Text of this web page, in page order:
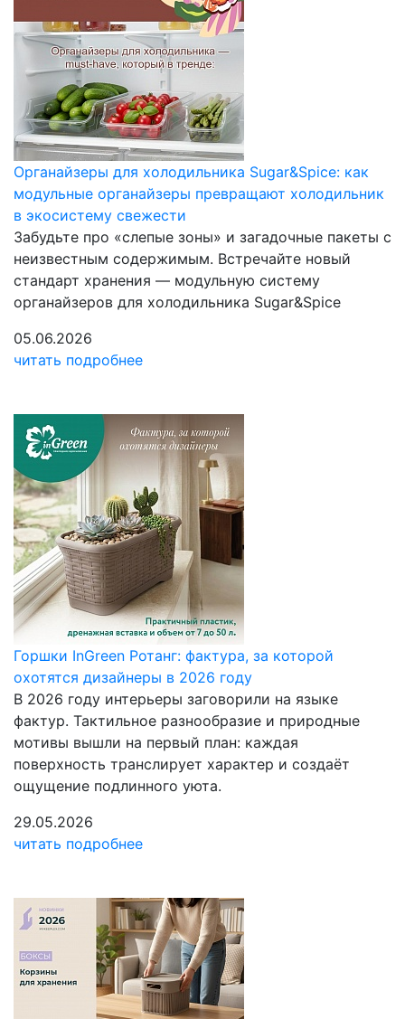
Органайзеры для холодильника Sugar&Spice: как
модульные органайзеры превращают холодильник
в экосистему свежести
Забудьте про «слепые зоны» и загадочные пакеты с
неизвестным содержимым. Встречайте новый
стандарт хранения — модульную систему
органайзеров для холодильника Sugar&Spice
05.06.2026
читать подробнее
Горшки InGreen Ротанг: фактура, за которой
охотятся дизайнеры в 2026 году
В 2026 году интерьеры заговорили на языке
фактур. Тактильное разнообразие и природные
мотивы вышли на первый план: каждая
поверхность транслирует характер и создаёт
ощущение подлинного уюта.
29.05.2026
читать подробнее